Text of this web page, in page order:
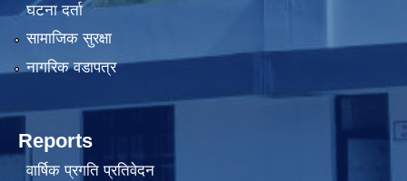
घटना दर्ता
सामाजिक सुरक्षा
नागरिक वडापत्र
Reports
वार्षिक प्रगति प्रतिवेदन